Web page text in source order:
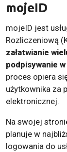
mojeID
mojeID jest
Rozliczeniową
załatwianie
podpisywanie
proces opiera
użytkownika za
elektronicznej.
Na swojej
planuje w
logowania do